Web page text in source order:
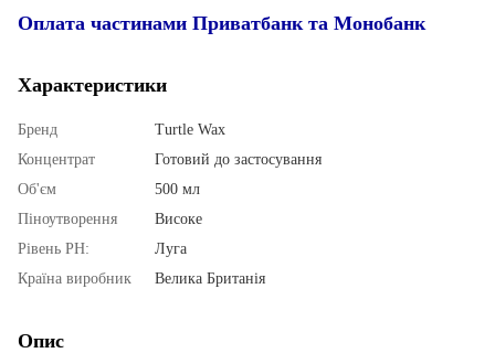
Оплата частинами Приватбанк та Монобанк
Характеристики
Бренд
Turtle Wax
Концентрат
Готовий до застосування
Об'єм
500 мл
Піноутворення
Високе
Рівень PН:
Луга
Країна виробник
Велика Британія
Опис